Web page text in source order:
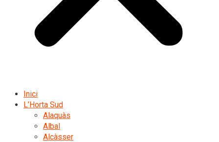
Inici
L’Horta Sud
Alaquàs
Albal
Alcàsser